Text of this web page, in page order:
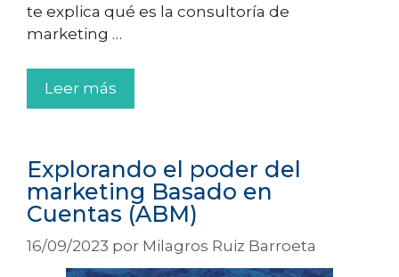
te explica qué es la consultoría de
marketing …
Leer más
Explorando el poder del
marketing Basado en
Cuentas (ABM)
16/09/2023 por Milagros Ruiz Barroeta